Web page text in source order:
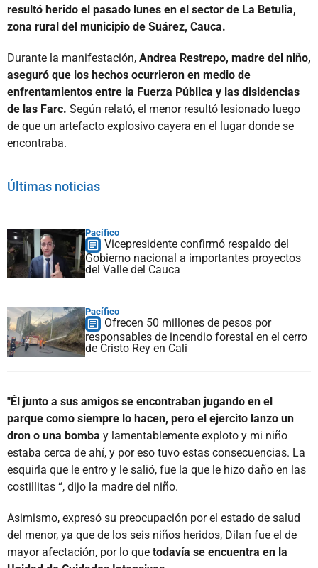
resultó herido el pasado lunes en el sector de La Betulia,
zona rural del municipio de Suárez, Cauca.
Durante la manifestación, Andrea Restrepo, madre del niño,
aseguró que los hechos ocurrieron en medio de
enfrentamientos entre la Fuerza Pública y las disidencias
de las Farc. Según relató, el menor resultó lesionado luego
de que un artefacto explosivo cayera en el lugar donde se
encontraba.
Últimas noticias
Pacífico
Vicepresidente confirmó respaldo del
Gobierno nacional a importantes proyectos
del Valle del Cauca
Pacífico
Ofrecen 50 millones de pesos por
responsables de incendio forestal en el cerro
de Cristo Rey en Cali
"Él junto a sus amigos se encontraban jugando en el
parque como siempre lo hacen, pero el ejercito lanzo un
dron o una bomba y lamentablemente exploto y mi niño
estaba cerca de ahí, y por eso tuvo estas consecuencias. La
esquirla que le entro y le salió, fue la que le hizo daño en las
costillitas “, dijo la madre del niño.
Asimismo, expresó su preocupación por el estado de salud
del menor, ya que de los seis niños heridos, Dilan fue el de
mayor afectación, por lo que todavía se encuentra en la